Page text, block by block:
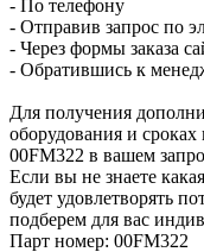
- По телефону
- Отправив запрос по
- Через формы заказа
- Обратившись к
Для получения
оборудования и
00FM322 в вашем
Если вы не знаете
будет удовлетворять
подберем для вас
Парт номер: 00FM322